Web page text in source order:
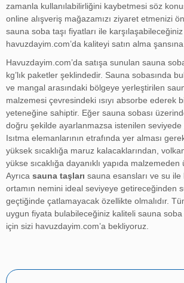
zamanla kullanılabilirliğini kaybetmesi söz
online alışveriş mağazamızı ziyaret etmenizi
sauna soba taşı fiyatları ile karşılaşabileceğiniz
havuzdayim.com’da kaliteyi satın alma
Havuzdayim.com’da satışa sunulan sauna
kg’lık paketler şeklindedir. Sauna sobasında
ve mangal arasındaki bölgeye yerleştirilen
malzemesi çevresindeki ısıyı absorbe ederek
yeteneğine sahiptir. Eğer sauna sobası
doğru şekilde ayarlanmazsa istenilen seviyede
Isıtma elemanlarının etrafında yer alması
yüksek sıcaklığa maruz kalacaklarından,
yükse sıcaklığa dayanıklı yapıda malzemeden
Ayrıca sauna taşları sauna esansları ve su ile
ortamın nemini ideal seviyeye getireceğinden
geçtiğinde çatlamayacak özellikte olmalıdır.
uygun fiyata bulabileceğiniz kaliteli sauna soba
için sizi havuzdayim.com’a bekliyoruz.